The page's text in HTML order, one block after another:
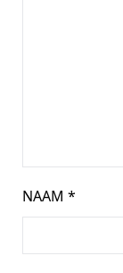
NAAM *